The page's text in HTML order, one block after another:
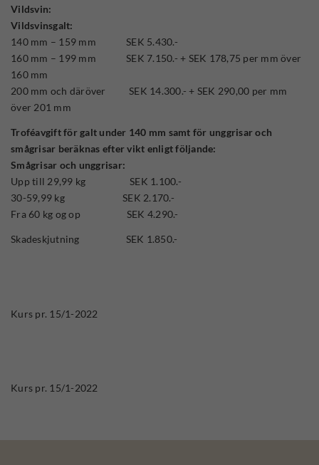
Vildsvin:
Vildsvinsgalt:
140 mm – 159 mm SEK 5.430.-
160 mm – 199 mm SEK 7.150.- + SEK 178,75 per mm över
160 mm
200 mm och däröver SEK 14.300.- + SEK 290,00 per mm
över 201 mm
Troféavgift för galt under 140 mm samt för unggrisar och
smågrisar beräknas efter vikt enligt följande:
Smågrisar och unggrisar:
Upp till 29,99 kg SEK 1.100.-
30-59,99 kg SEK 2.170.-
Fra 60 kg og op SEK 4.290.-
Skadeskjutning SEK 1.850.-
Kurs pr. 15/1-2022
Kurs pr. 15/1-2022